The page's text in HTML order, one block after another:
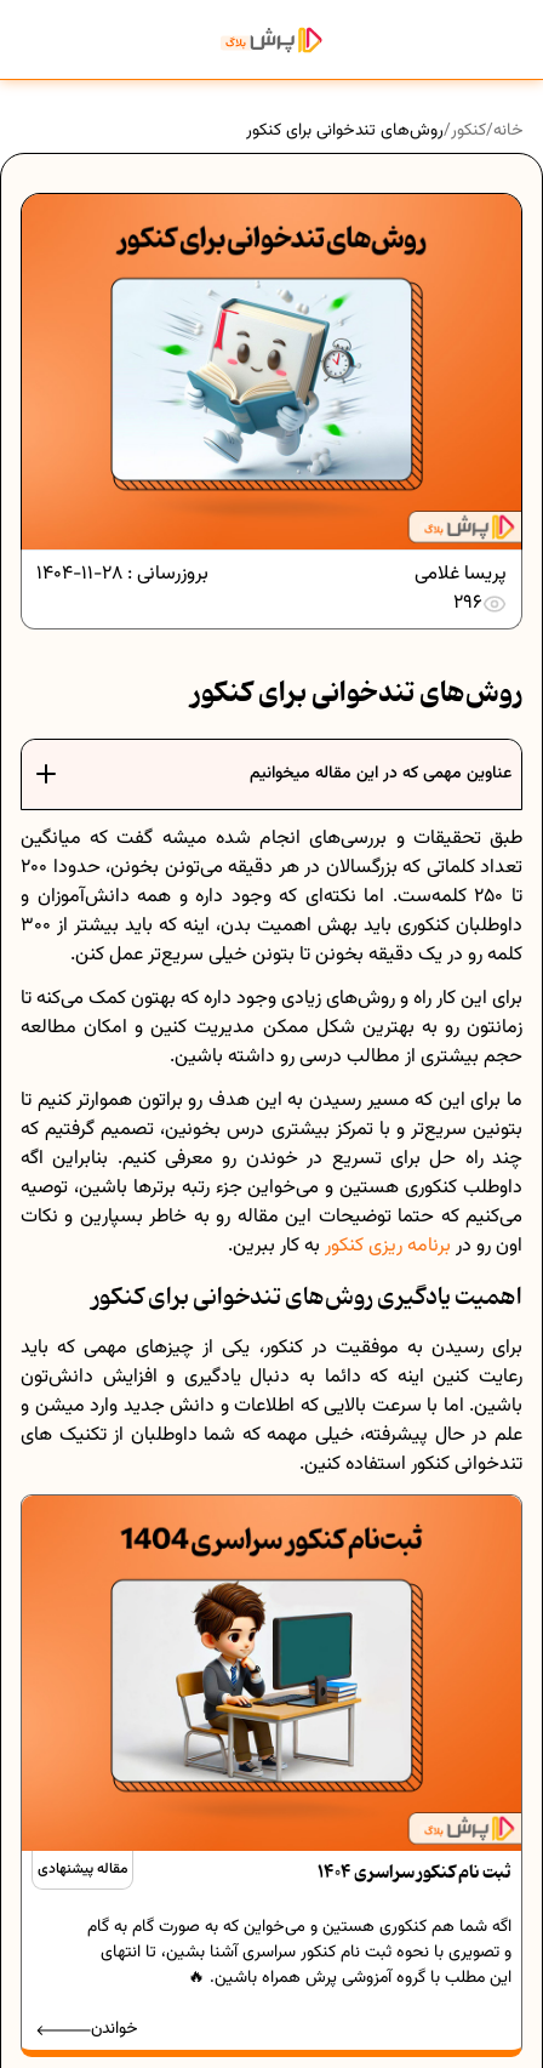
خانه/کنکور/روش‌های تندخوانی برای کنکور
بروزرسانی : 28-11-1404
پریسا غلامی
296
روش‌های تندخوانی برای کنکور
عناوین مهمی که در این مقاله میخوانیم
طبق تحقیقات و بررسی‌های انجام شده میشه گفت که میانگین
تعداد کلماتی که بزرگسالان در هر دقیقه می‌تونن بخونن، حدودا 200
تا 250 کلمه‌ست. اما نکته‌ای که وجود داره و همه دانش‌آموزان و
داوطلبان کنکوری باید بهش اهمیت بدن، اینه که باید بیشتر از 300
کلمه رو در یک دقیقه بخونن تا بتونن خیلی سریع‌تر عمل کنن.
برای این کار راه و روش‌های زیادی وجود داره که بهتون کمک می‌کنه تا
زمانتون رو به بهترین شکل ممکن مدیریت کنین و امکان مطالعه
حجم بیشتری از مطالب درسی رو داشته باشین.
ما برای این که مسیر رسیدن به این هدف رو براتون هموارتر کنیم تا
بتونین سریع‌تر و با تمرکز بیشتری درس بخونین، تصمیم گرفتیم که
چند راه حل برای تسریع در خوندن رو معرفی کنیم. بنابراین اگه
داوطلب کنکوری هستین و می‌خواین جزء رتبه برترها باشین، توصیه
می‌کنیم که حتما توضیحات این مقاله رو به خاطر بسپارین و نکات
اون رو در برنامه ریزی کنکور به کار ببرین.
اهمیت یادگیری روش‌های تندخوانی برای کنکور
برای رسیدن به موفقیت در کنکور، یکی از چیزهای مهمی که باید
رعایت کنین اینه که دائما به دنبال یادگیری و افزایش دانش‌تون
باشین. اما با سرعت بالایی که اطلاعات و دانش جدید وارد میشن و
علم در حال پیشرفته، خیلی مهمه که شما داوطلبان از تکنیک های
تندخوانی کنکور استفاده کنین.
مقاله پیشنهادی ثبت نام کنکور سراسری 1404
اگه شما هم کنکوری هستین و می‌خواین که به صورت گام به گام
و تصویری با نحوه ثبت نام کنکور سراسری آشنا بشین، تا انتهای
این مطلب با گروه آمزوشی پرش همراه باشین. 🔥
خواندن